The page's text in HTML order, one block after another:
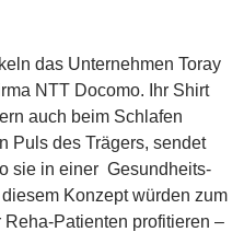
das Unternehmen Toray
NTT Docomo. Ihr Shirt
auch beim Schlafen
Puls des Trägers, sendet
sie in einer Gesundheits-
Konzept würden zum
Patienten profitieren –